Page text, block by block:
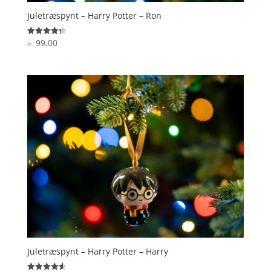
Juletræspynt – Harry Potter – Ron
Vurderet
4.3
kr.99,00
Juletræspynt – Harry Potter – Harry